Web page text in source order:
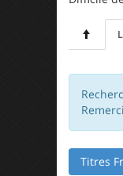
Titres